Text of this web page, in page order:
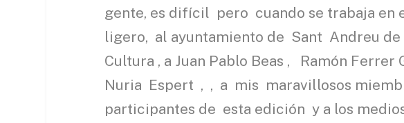
gente, es difícil pero cuando se trabaja en
ligero, al ayuntamiento de Sant Andreu
Cultura , a Juan Pablo Beas , Ramón
Nuria Espert , , a mis maravillosos
participantes de esta edición y a los